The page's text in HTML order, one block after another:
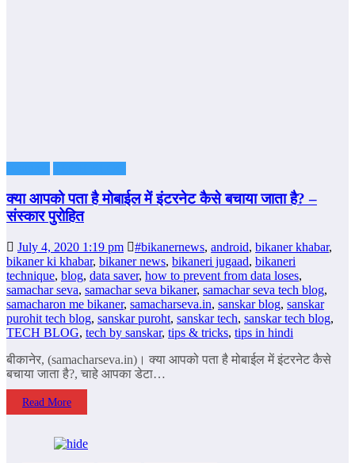
क्या आपको पता है मोबाईल में इंटरनेट कैसे बचाया जाता है? –
संस्कार पुरोहित
July 4, 2020 1:19 pm #bikanernews, android, bikaner khabar,
bikaner ki khabar, bikaner news, bikaneri jugaad, bikaneri
technique, blog, data saver, how to prevent from data loses,
samachar seva, samachar seva bikaner, samachar seva tech blog,
samacharon me bikaner, samacharseva.in, sanskar blog, sanskar
purohit tech blog, sanskar puroht, sanskar tech, sanskar tech blog,
TECH BLOG, tech by sanskar, tips & tricks, tips in hindi
बीकानेर, (samacharseva.in)। क्‍या आपको पता है मोबाईल में इंटरनेट कैसे
बचाया जाता है?, चाहे आपका डेटा…
Read More